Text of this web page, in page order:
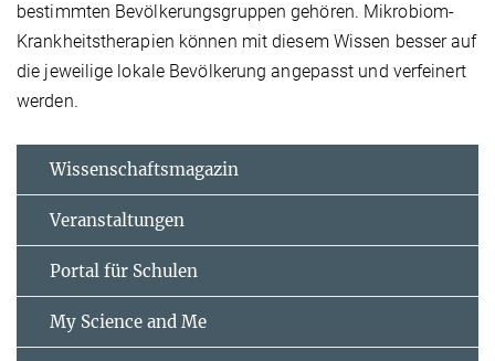
bestimmten Bevölkerungsgruppen gehören. Mikrobiom-
Krankheitstherapien können mit diesem Wissen besser auf
die jeweilige lokale Bevölkerung angepasst und verfeinert
werden.
Wissenschaftsmagazin
Veranstaltungen
Portal für Schulen
My Science and Me